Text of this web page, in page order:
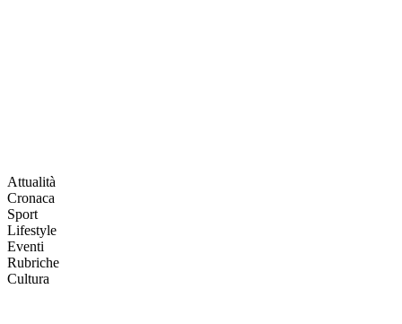
Attualità
Cronaca
Sport
Lifestyle
Eventi
Rubriche
Cultura